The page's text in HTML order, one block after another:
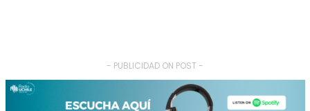
- PUBLICIDAD ON POST -